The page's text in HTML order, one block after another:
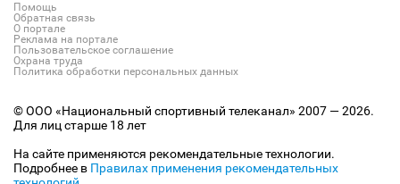
Помощь
Обратная связь
О портале
Реклама на портале
Пользовательское соглашение
Охрана труда
Политика обработки персональных данных
© ООО «Национальный спортивный телеканал» 2007 — 2026.
Для лиц старше 18 лет
На сайте применяются рекомендательные технологии.
Подробнее в Правилах применения рекомендательных